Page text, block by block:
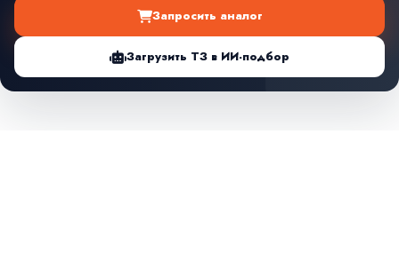
Запросить аналог
Загрузить ТЗ в ИИ-подбор